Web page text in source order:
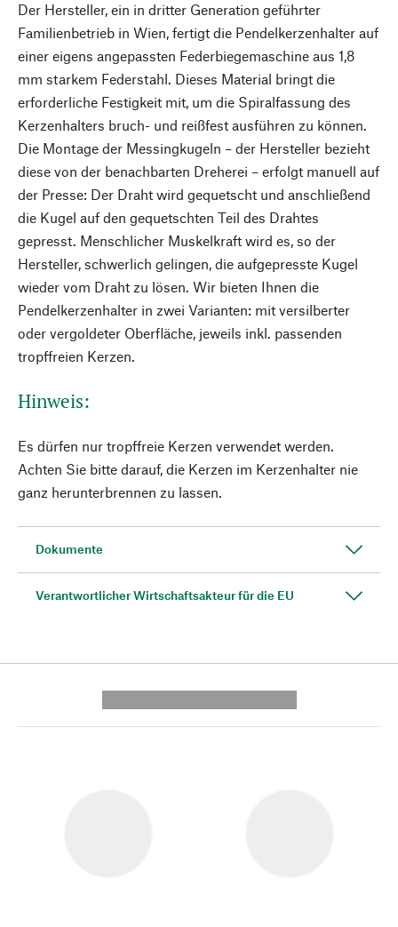
Der Hersteller, ein in dritter Generation geführter
Familienbetrieb in Wien, fertigt die Pendelkerzenhalter auf
einer eigens angepassten Federbiegemaschine aus 1,8
mm starkem Federstahl. Dieses Material bringt die
erforderliche Festigkeit mit, um die Spiralfassung des
Kerzenhalters bruch- und reißfest ausführen zu können.
Die Montage der Messingkugeln – der Hersteller bezieht
diese von der benachbarten Dreherei – erfolgt manuell auf
der Presse: Der Draht wird gequetscht und anschließend
die Kugel auf den gequetschten Teil des Drahtes
gepresst. Menschlicher Muskelkraft wird es, so der
Hersteller, schwerlich gelingen, die aufgepresste Kugel
wieder vom Draht zu lösen. Wir bieten Ihnen die
Pendelkerzenhalter in zwei Varianten: mit versilberter
oder vergoldeter Oberfläche, jeweils inkl. passenden
tropffreien Kerzen.
Hinweis:
Es dürfen nur tropffreie Kerzen verwendet werden.
Achten Sie bitte darauf, die Kerzen im Kerzenhalter nie
ganz herunterbrennen zu lassen.
Dokumente
Verantwortlicher Wirtschaftsakteur für die EU